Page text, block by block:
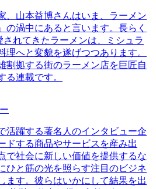
、山本益博さんはいま、ラーメン
の渦中にあると言います。長らく
れてきたラーメンは、ミシュラ
理へと変貌を遂げつつあります。
割拠する街のラーメン店を巨匠自
る連載です。
活躍する著名人のインタビュー企
ドする商品やサービスを産み出
で社会に新しい価値を提供するな
ひと筋の光を照らす注目のビジネ
ます。彼らはいかにして結果を出